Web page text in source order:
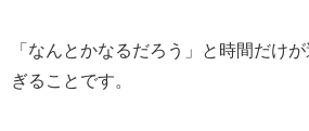
「なんとかなるだろう」
と時間だけが
ぎることです。